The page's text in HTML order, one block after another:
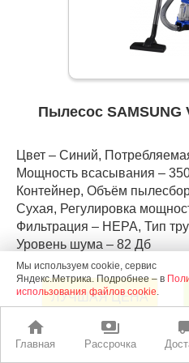
home
Главная
payments
Рассрочка
Пылесос SAMSUNG
Цвет – Синий,
Мощность всасывания –
Контейнер, Объём
Сухая, Регулировка
Фильтрация – HEPA, Тип
Уровень шума – 82 Дб
ЛУЧШАЯ ЦЕНА
8 995 руб.
Мы используем cookie, сервис
Яндекс.Метрика. Подробнее – в
использования файлов cookie.